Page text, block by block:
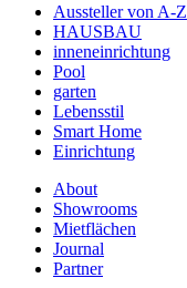
Main
Menu
Aussteller von A-Z
HAUSBAU
inneneinrichtung
Pool
garten
Lebensstil
Smart Home
Einrichtung
About
Showrooms
Mietflächen
Journal
Partner